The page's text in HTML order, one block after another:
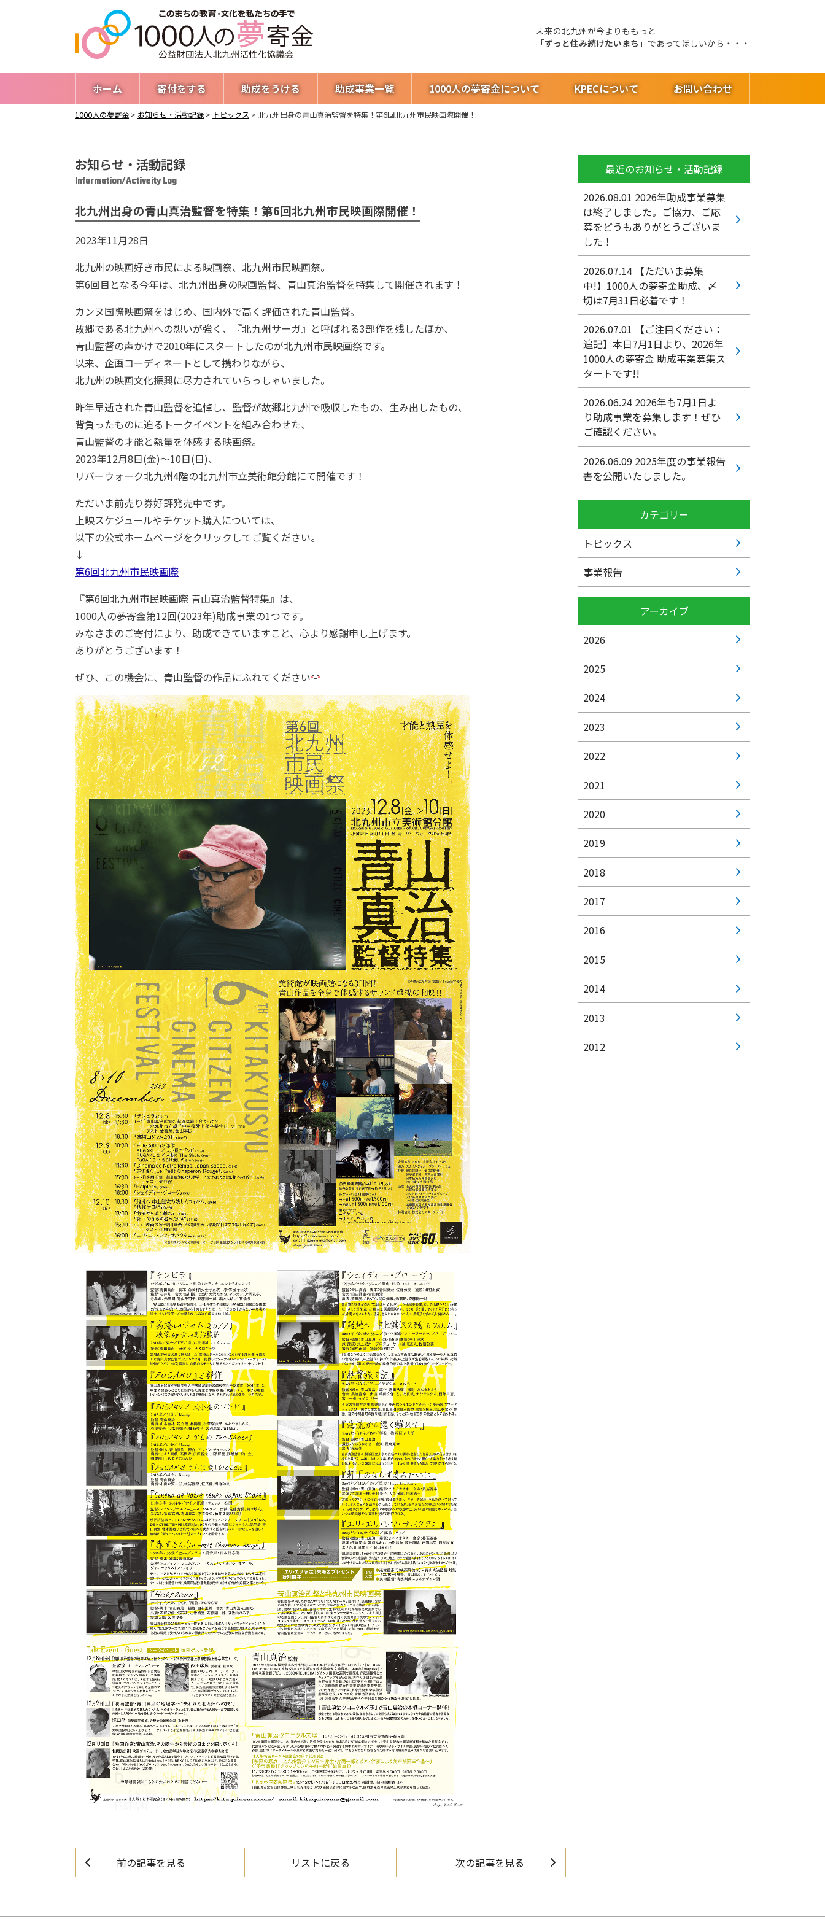
未来の北九州が今よりももっと
「ずっと住み続けたいまち 」であってほしいから・・・
ホーム 寄付をする 助成をうける 助成事業一覧 1000人の夢寄金について KPECについて お問い合わせ
1000人の夢寄金 > お知らせ・活動記録 > トピックス > 北九州出身の青山真治監督を特集！第6回北九州市民映画際開催！
お知らせ・活動記録
Information/Activeity Log
北九州出身の青山真治監督を特集！第6回北九州市民映画際開催！
2023年11月28日
北九州の映画好き市民による映画祭、北九州市民映画祭。
第6回目となる今年は、北九州出身の映画監督、青山真治監督を特集して開催されます！
カンヌ国際映画祭をはじめ、国内外で高く評価された青山監督。
故郷である北九州への想いが強く、『北九州サーガ』と呼ばれる3部作を残したほか、
青山監督の声かけで2010年にスタートしたのが北九州市民映画祭です。
以来、企画コーディネートとして携わりながら、
北九州の映画文化振興に尽力されていらっしゃいました。
昨年早逝された青山監督を追悼し、監督が故郷北九州で吸収したもの、生み出したもの、
背負ったものに迫るトークイベントを組み合わせた、
青山監督の才能と熱量を体感する映画祭。
2023年12月8日(金)〜10日(日)、
リバーウォーク北九州4階の北九州市立美術館分館にて開催です！
ただいま前売り券好評発売中です。
上映スケジュールやチケット購入については、
以下の公式ホームページをクリックしてご覧ください。
↓
第6回北九州市民映画際
『第6回北九州市民映画際 青山真治監督特集』は、
1000人の夢寄金第12回(2023年)助成事業の1つです。
みなさまのご寄付により、助成できていますこと、心より感謝申し上げます。
ありがとうございます！
ぜひ、この機会に、青山監督の作品にふれてください
前の記事を見る リストに戻る 次の記事を見る
最近のお知らせ・活動記録
2026.08.01 2026年助成事業募集
は終了しました。ご協力、ご応
募をどうもありがとうございま
した！
2026.07.14 【ただいま募集
中!】1000人の夢寄金助成、〆
切は7月31日必着です！
2026.07.01 【ご注目ください：
追記】本日7月1日より、2026年
1000人の夢寄金 助成事業募集ス
タートです!!
2026.06.24 2026年も7月1日よ
り助成事業を募集します！ぜひ
ご確認ください。
2026.06.09 2025年度の事業報告
書を公開いたしました。
カテゴリー
トピックス
事業報告
アーカイブ
2026
2025
2024
2023
2022
2021
2020
2019
2018
2017
2016
2015
2014
2013
2012